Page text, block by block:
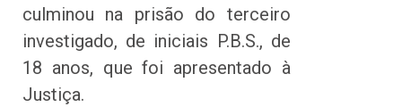
culminou na prisão do terceiro
investigado, de iniciais P.B.S., de
18 anos, que foi apresentado à
Justiça.